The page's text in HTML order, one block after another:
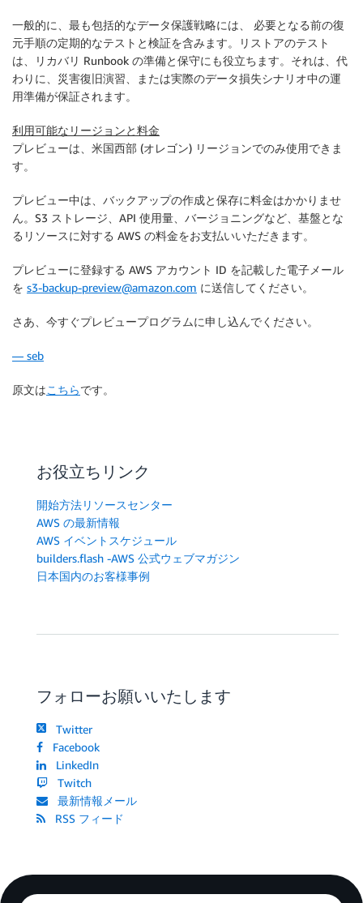
一般的に、最も包括的なデータ保護戦略には、 必要となる前の復
元手順の定期的なテストと検証を含みます。リストアのテスト
は、リカバリ Runbook の準備と保守にも役立ちます。それは、代
わりに、災害復旧演習、または実際のデータ損失シナリオ中の運
用準備が保証されます。
利用可能なリージョンと料金
プレビューは、米国西部 (オレゴン) リージョンでのみ使用できま
す。
プレビュー中は、バックアップの作成と保存に料金はかかりませ
ん。S3 ストレージ、API 使用量、バージョニングなど、基盤とな
るリソースに対する AWS の料金をお支払いいただきます。
プレビューに登録する AWS アカウント ID を記載した電子メール
を s3-backup-preview@amazon.com に送信してください。
さあ、今すぐプレビュープログラムに申し込んでください。
— seb
原文はこちらです。
お役立ちリンク
開始方法リソースセンター
AWS の最新情報
AWS イベントスケジュール
builders.flash -AWS 公式ウェブマガジン
日本国内のお客様事例
フォローお願いいたします
Twitter
Facebook
LinkedIn
Twitch
最新情報メール
RSS フィード